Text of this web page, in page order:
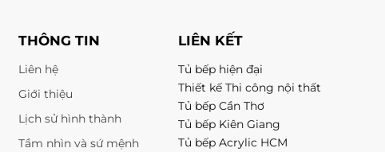
THÔNG TIN
Liên hệ
Giới thiệu
Lịch sử hình thành
Tầm nhìn và sứ mệnh
LIÊN KẾT
Tủ bếp hiện đại
Thiết kế Thi công nội thất
Tủ bếp Cần Thơ
Tủ bếp Kiên Giang
Tủ bếp Acrylic HCM